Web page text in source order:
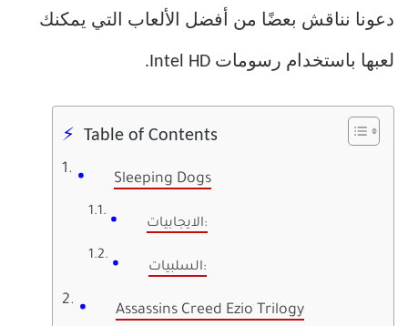
دعونا نناقش بعضًا من أفضل الألعاب التي يمكنك
لعبها باستخدام رسومات Intel HD.
Table of Contents
Sleeping Dogs
الايجابيات:
السلبيات:
Assassins Creed Ezio Trilogy